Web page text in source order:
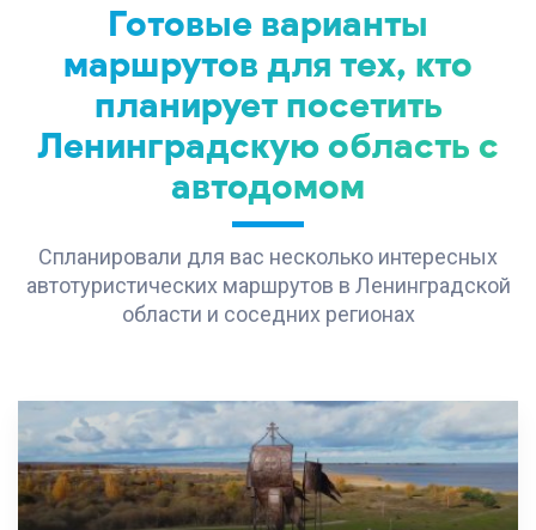
Готовые варианты
маршрутов для тех, кто
планирует посетить
Ленинградскую область с
автодомом
Спланировали для вас несколько интересных
автотуристических маршрутов в Ленинградской
области и соседних регионах